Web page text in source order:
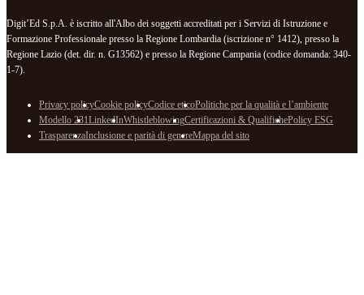
Digit’Ed S.p.A. è iscritto all'Albo dei soggetti accreditati per i Servizi di Istruzione e
Formazione Professionale presso la Regione Lombardia (iscrizione n° 1412), presso la
Regione Lazio (det. dir. n. G13562) e presso la Regione Campania (codice domanda: 340-
1-7).
Privacy policyCookie policyCodice eticoPolitiche per la qualità e l’ambiente
Modello 231LinkedInWhistleblowingCertificazioni & QualifichePolicy ESG
TrasparenzaInclusione e parità di genereMappa del sito